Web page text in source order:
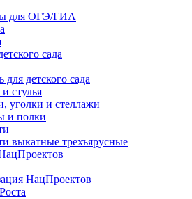
для ОГЭ/ГИА
сада
для детского сада
стулья
уголки и стеллажи
и полки
выкатные трехъярусные
НацПроектов